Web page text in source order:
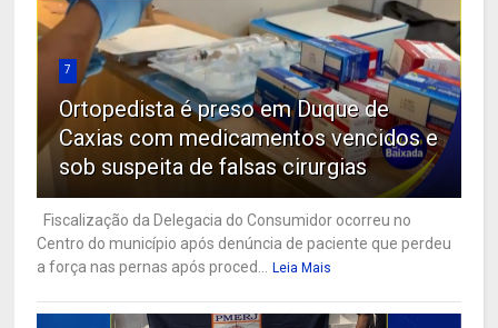
7
Ortopedista é preso em Duque de
Caxias com medicamentos vencidos e
sob suspeita de falsas cirurgias
Fiscalização da Delegacia do Consumidor ocorreu no
Centro do município após denúncia de paciente que perdeu
a força nas pernas após proced...
Leia Mais